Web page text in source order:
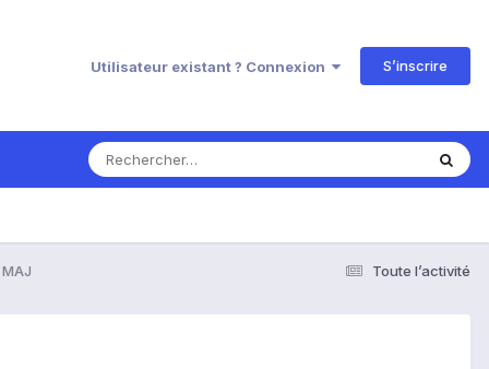
Utilisateur existant ? Connexion S’inscrire
Toute l’activité